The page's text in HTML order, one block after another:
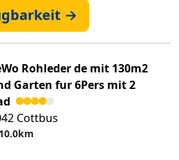
→
Rohleder de mit 130m2
Garten fur 6Pers mit 2
Cottbus
10.0km